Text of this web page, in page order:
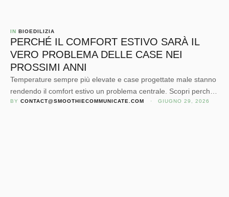
IN BIOEDILIZIA
PERCHÉ IL COMFORT ESTIVO SARÀ IL
VERO PROBLEMA DELLE CASE NEI
PROSSIMI ANNI
Temperature sempre più elevate e case progettate male stanno
rendendo il comfort estivo un problema centrale. Scopri perché
progettare pensando al clima futuro farà la differenza.
BY CONTACT@SMOOTHIECOMMUNICATE.COM · GIUGNO 29, 2026